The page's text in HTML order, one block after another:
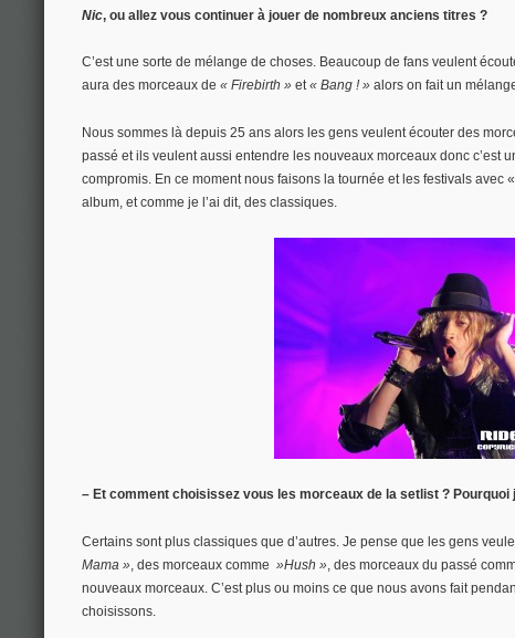
Nic, ou allez vous continuer à jouer de nombreux anciens titres ?
C’est une sorte de mélange de choses. Beaucoup de fans veulent
aura des morceaux de « Firebirth » et« Bang ! » alors on fait un
Nous sommes là depuis 25 ans alors les gens veulent écouter des
passé et ils veulent aussi entendre les nouveaux morceaux donc c’est
compromis. En ce moment nous faisons la tournée et les festivals avec «
album, et comme je l’ai dit, des classiques.
– Et comment choisissez vous les morceaux de la setlist ? Pourquoi
Certains sont plus classiques que d’autres. Je pense que les gens
Mama » , des morceaux comme »Hush » , des morceaux du passé
nouveaux morceaux. C’est plus ou moins ce que nous avons fait
choisissons.